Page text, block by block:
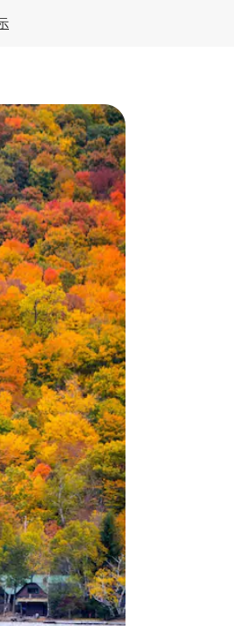
することができます。